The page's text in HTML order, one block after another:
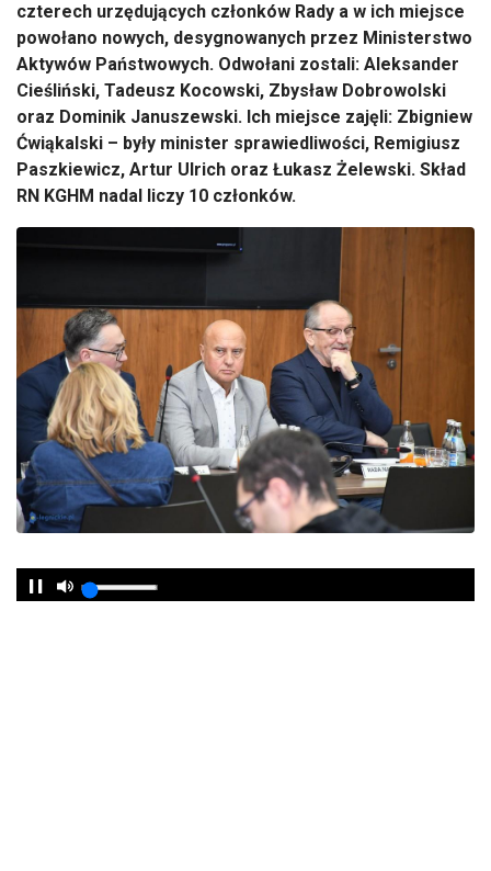
czterech urzędujących członków Rady a w ich miejsce
powołano nowych, desygnowanych przez Ministerstwo
Aktywów Państwowych. Odwołani zostali: Aleksander
Cieśliński, Tadeusz Kocowski, Zbysław Dobrowolski
oraz Dominik Januszewski. Ich miejsce zajęli: Zbigniew
Ćwiąkalski – były minister sprawiedliwości, Remigiusz
Paszkiewicz, Artur Ulrich oraz Łukasz Żelewski. Skład
RN KGHM nadal liczy 10 członków.